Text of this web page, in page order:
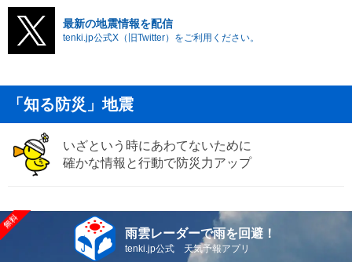
最新の地震情報を配信
tenki.jp公式X（旧Twitter）をご利用ください。
「知る防災」地震
いざという時にあわてないために
確かな情報と行動で防災力アップ
雨雲レーダーで雨を回避！
tenki.jp公式 天気予報アプリ